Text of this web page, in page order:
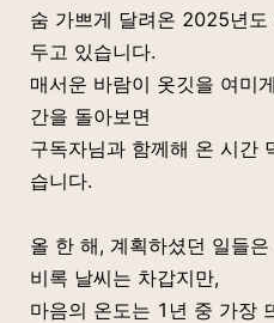
숨 가쁘게 달려온 2025년
두고 있습니다.
매서운 바람이 옷깃을 여미
간을 돌아보면
구독자님과 함께해 온 시간
습니다.
올 한 해, 계획하셨던 일들
비록 날씨는 차갑지만,
마음의 온도는 1년 중 가장